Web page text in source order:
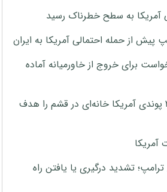
به سطح خطرناک رسید
پیش از حمله احتمالی آمریکا به ایران
برای خروج از خاورمیانه آماده
نیویورک‌تایمز: بمب ۲۰۰۰ پوندی آمریکا خانه‌ای در قشم را هدف
آمریکا
تشدید درگیری یا یافتن راه